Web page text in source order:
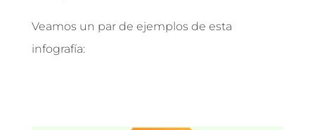
Veamos un par de ejemplos de esta
infografía: